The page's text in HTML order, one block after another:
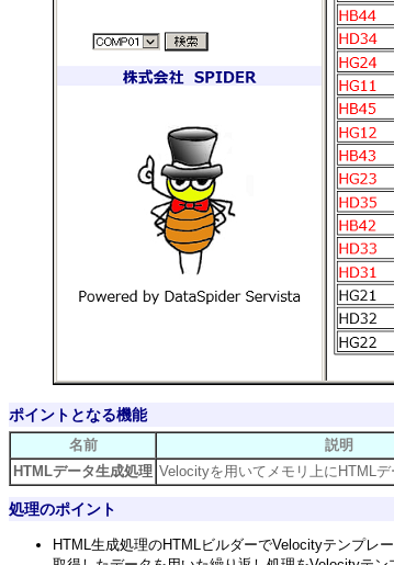
ポイントとなる機能
名前 説明
HTMLデータ生成処理 Velocityを用いてメモリ上にHTMLデ
処理のポイント
HTML生成処理のHTMLビルダーでVelocityテンプレ